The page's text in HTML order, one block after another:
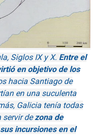
Siglos IX y X. Entre el
en objetivo de los
hacia Santiago de
en una suculenta
Galicia tenía todas
servir dezona de
incursiones en el